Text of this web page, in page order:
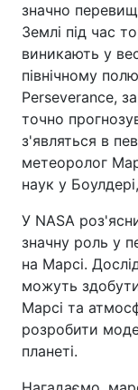
значно
Землі під час
виникають у
північному
Perseverance,
точно
з'являться в
метеоролог
наук у
У NASA
значну роль у
на Марсі.
можуть
Марсі та
розробити
планеті.